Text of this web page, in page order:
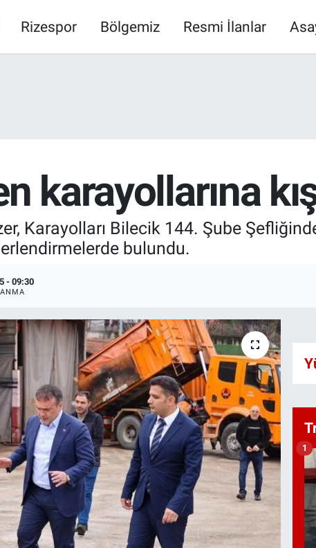
Rizespor Bölgemiz Resmi İlanlar
karayollarına
Karayolları Bilecik 144. Şube
bulundu.
- 09:30
1